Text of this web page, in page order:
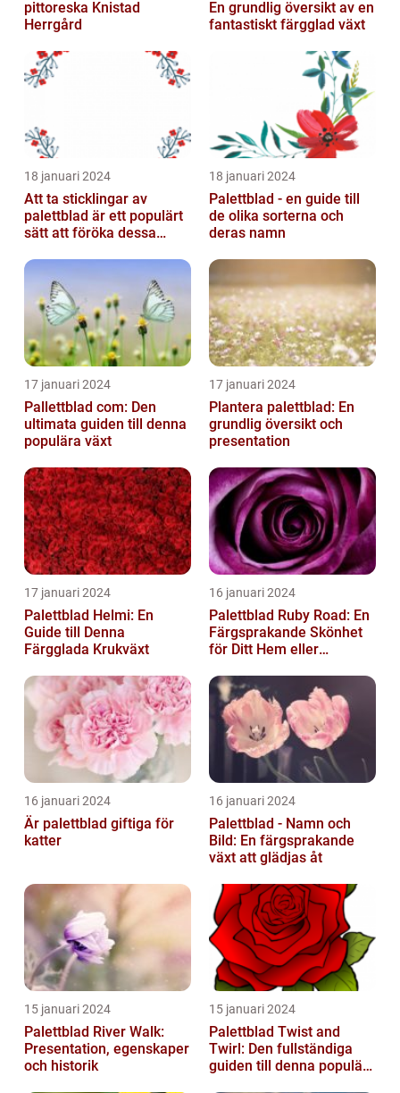
pittoreska Knistad
Herrgård
En grundlig översikt av en
fantastiskt färgglad växt
18 januari 2024
Att ta sticklingar av
palettblad är ett populärt
sätt att föröka dessa
relativt...
18 januari 2024
Palettblad - en guide till
de olika sorterna och
deras namn
17 januari 2024
Pallettblad com: Den
ultimata guiden till denna
populära växt
17 januari 2024
Plantera palettblad: En
grundlig översikt och
presentation
17 januari 2024
Palettblad Helmi: En
Guide till Denna
Färgglada Krukväxt
16 januari 2024
Palettblad Ruby Road: En
Färgsprakande Skönhet
för Ditt Hem eller
16 januari 2024
Är palettblad giftiga för
katter
16 januari 2024
Palettblad - Namn och
Bild: En färgsprakande
växt att glädjas åt
15 januari 2024
Palettblad River Walk:
Presentation, egenskaper
och historik
15 januari 2024
Palettblad Twist and
Twirl: Den fullständiga
guiden till denna populära